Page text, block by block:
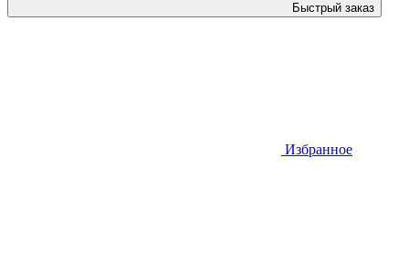
Быстрый заказ
Избранное